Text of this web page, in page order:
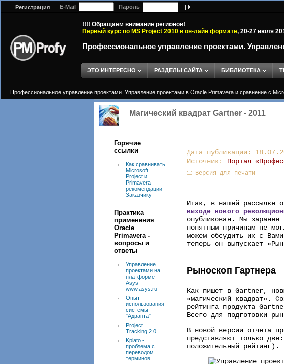
Регистрация E-Mail Пароль
!!!! Обращаем внимание регионов!
Первый курс по MS Project 2010 в он-лайн формате, 20-27 июля
Профессиональное управление проектами.
ЭТО ИНТЕРЕСНО РАЗДЕЛЫ САЙТА БИБЛИОТЕКА
Профессиональное управление проектами. Управление проектами в Oracle Primavera и сравнение с
Магический квадрат Gartner - 2011
Горячие
ссылки
Как сравнивать
Microsoft
Project и
Primavera -
рекомендации
Заказчику
Практика
применения
Oracle
Primavera -
вопросы и
ответы
Управление
проектами на
платформе
Asys
www.asys.ru
Опыт
использования
системы
"Адванта"
Project
Tracking 2.0
Kplato -
проблема с
переводом
терминов
Дата публикации:
Источник: Портал
Версия для печати
Итак, в нашей рассылке
выходе нового
опубликован. Мы
понятным причинам не
можем обсудить их с
теперь он выпускает
Рыноскоп Гартнера
Как пишет в Gartner,
«магический квадрат».
рейтинга продукта
Всего для подготовки
В новой версии отчета
представляют только
положительный рейтинг).